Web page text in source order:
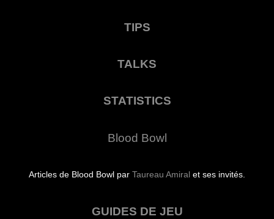
TIPS
TALKS
STATISTICS
Blood Bowl
Articles de Blood Bowl par Taureau Amiral et ses invités.
GUIDES DE JEU